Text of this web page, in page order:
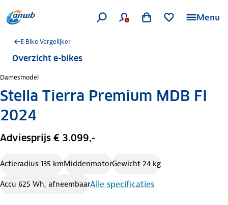
Menu
E Bike Vergelijker
Overzicht e-bikes
Damesmodel
Stella Tierra Premium MDB FI
2024
Adviesprijs € 3.099,-
Actieradius 135 kmMiddenmotorGewicht 24 kg
Accu 625 Wh, afneembaarAlle specificaties